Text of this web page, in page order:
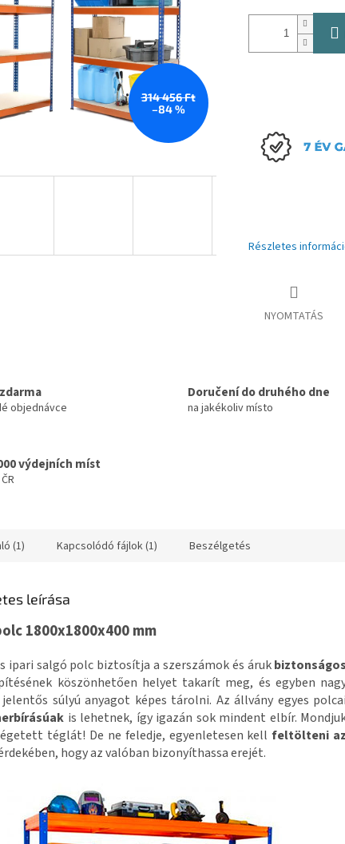
314 456 Ft
–84 %
Részletes
NYOMTATÁS
objednávce
Doručení do druhého dne
na jakékoliv místo
výdejních míst
(1) Kapcsolódó fájlok (1) Beszélgetés
leírása
1800x1800x400 mm
ipari salgó polc biztosítja a szerszámok és árukbiztonságos
köszönhetően helyet takarít meg, és egyben
súlyú anyagot képes tárolni. Az állvány egyes
is lehetnek, így igazán sok mindent elbír.
téglát! De ne feledje, egyenletesen kellfeltölteni
hogy az valóban bizonyíthassa erejét.